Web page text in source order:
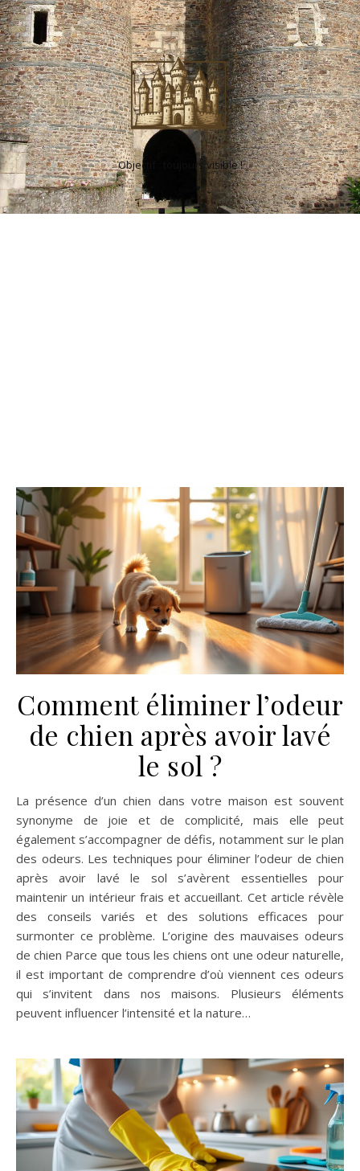
Objectif : toujours visible !
Comment éliminer l’odeur
de chien après avoir lavé
le sol ?
La présence d’un chien dans votre maison est souvent
synonyme de joie et de complicité, mais elle peut
également s’accompagner de défis, notamment sur le plan
des odeurs. Les techniques pour éliminer l’odeur de chien
après avoir lavé le sol s’avèrent essentielles pour
maintenir un intérieur frais et accueillant. Cet article révèle
des conseils variés et des solutions efficaces pour
surmonter ce problème. L’origine des mauvaises odeurs
de chien Parce que tous les chiens ont une odeur naturelle,
il est important de comprendre d’où viennent ces odeurs
qui s’invitent dans nos maisons. Plusieurs éléments
peuvent influencer l’intensité et la nature…